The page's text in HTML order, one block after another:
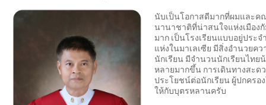
นับเป็นโอกาสดีมากที่ผมและค
นานาชาติที่น่าสนใจแห่งเมืองกั
มาก เป็นโรงเรียนแบบอยู่ประ
แห่งในมาเลเซีย มีสิ่งอำนวยค
นักเรียน มีจำนวนนักเรียนไทย
หลายมากขึ้น การเดินทางสะด
ประโยชน์ต่อนักเรียน ผู้ปกครอ
ให้กับบุตรหลานครับ